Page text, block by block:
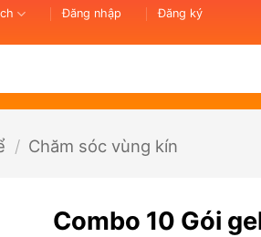
Đăng nhập Đăng ký
/ Chăm sóc vùng kín
Combo 10 Gói